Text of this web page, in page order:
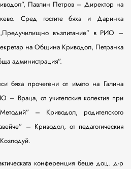
Павлин Петров – Директор на
Сред гостите бяха и Даринка
възпитание” в РИО –
на Община Криводол, Петранка
администрация”.
бяха прочетени от името на Галина
Враца, от учителския колектив при
– Криводол, родителското
– Криводол, от педагогическия
конференция беше доц. д-р